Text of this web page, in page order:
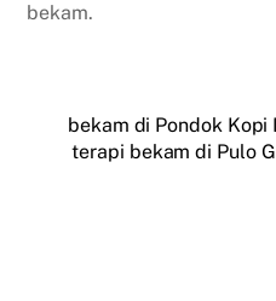
bekam.
bekam di Pondok Kopi
terapi bekam di Pulo